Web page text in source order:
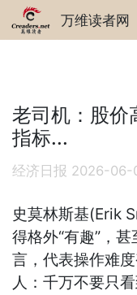
万维读者网
老司机：股价
指标...
经济日报 2026-06-
史莫林斯基(Erik
得格外“有趣”，
言，代表操作难
人：千万不要只